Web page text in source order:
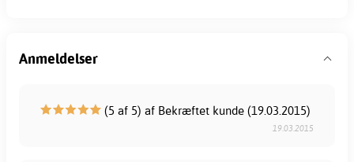
Anmeldelser
(5 af 5) af Bekræftet kunde (19.03.2015)
19.03.2015